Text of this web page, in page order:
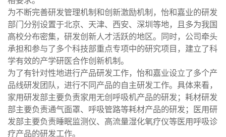
为不断完善研发管理机制和创新激励机制，怡和嘉业的研发
部门分别设置于北京、天津、西安、深圳等地，且多为我国
高校分布密集，研发创新人才活跃的地区。同时，公司牵头
承担和参与了多个科技部重点专项中的研究项目，建立了科
学有效的产学研医合作创新机制。
为了有针对性地进行产品研发工作，怡和嘉业设立了多个产
品线研发团队，进行不同产品的自主研发工作。具体来看，
家用研发部主要负责家用无创呼吸机产品的研发；耗材研发
部主要负责通气面罩、呼吸管路等耗材产品的研发；医用研
发部主要负责睡眠监测仪、高流量湿化氧疗仪等医用呼吸诊
疗产品的研发工作。